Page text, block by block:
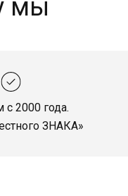
мы
с 2000 года.
ЗНАКА»